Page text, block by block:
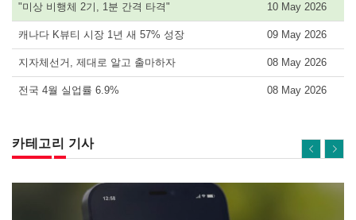
"미상 비행체 2기, 1분 간격 타격" 10 May 2026
캐나다 K뷰티 시장 1년 새 57% 성장 09 May 2026
지자체선거, 제대로 알고 출마하자 08 May 2026
전국 4월 실업률 6.9% 08 May 2026
카테고리 기사